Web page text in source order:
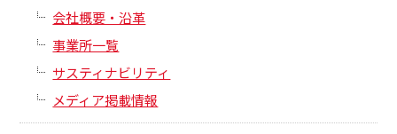
会社概要・沿革
事業所一覧
サスティナビリティ
メディア掲載情報